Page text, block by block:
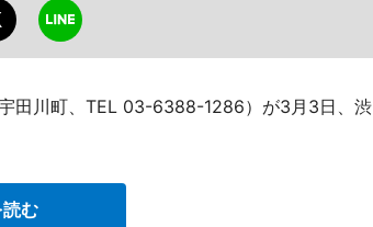
田川町、TEL 03-6388-1286）が3月3日、渋
む